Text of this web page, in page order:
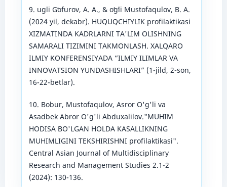
9. ugli Gʻofurov, A. A., & oʻgʻli Mustofaqulov, B. A.
(2024 yil, dekabr). HUQUQCHIYLIK profilaktikasi
XIZMATINDA KADRLARNI TA'LIM OLISHNING
SAMARALI TIZIMINI TAKMONLASH. XALQARO
ILMIY KONFERENSIYADA “ILMIY ILIMLAR VA
INNOVATSION YUNDASHISHLARI” (1-jild, 2-son,
16-22-betlar).
10. Bobur, Mustofaqulov, Asror O'g'li va
Asadbek Abror O'g'li Abduxalilov."MUHIM
HODISA BO'LGAN HOLDA KASALLIKNING
MUHIMLIGINI TEKSHIRISHNI profilaktikasi".
Central Asian Journal of Multidisciplinary
Research and Management Studies 2.1-2
(2024): 130-136.